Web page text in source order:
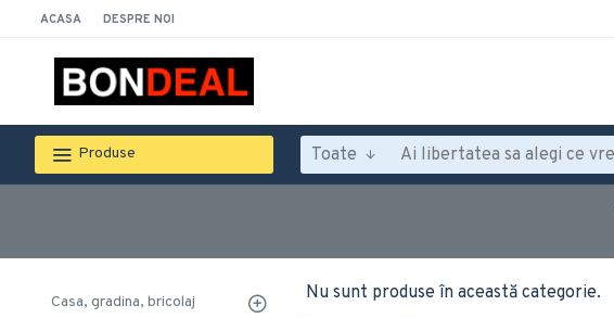
ACASA DESPRE NOI
Produse Toate
Casa, gradina, bricolaj Nu sunt produse în această categorie.